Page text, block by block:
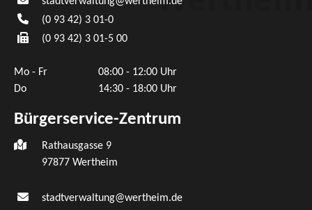
(0 93 42) 3 01-0
(0 93 42) 3 01-5 00
Mo - Fr
08:00 - 12:00 Uhr
Do
14:30 - 18:00 Uhr
Bürgerservice-Zentrum
Rathausgasse 9
97877 Wertheim
stadtverwaltung@wertheim.de